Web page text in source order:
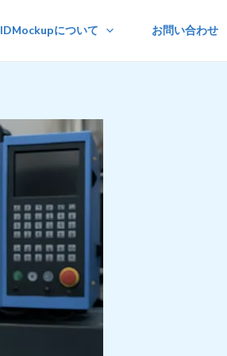
IDMockupについて お問い合わせ